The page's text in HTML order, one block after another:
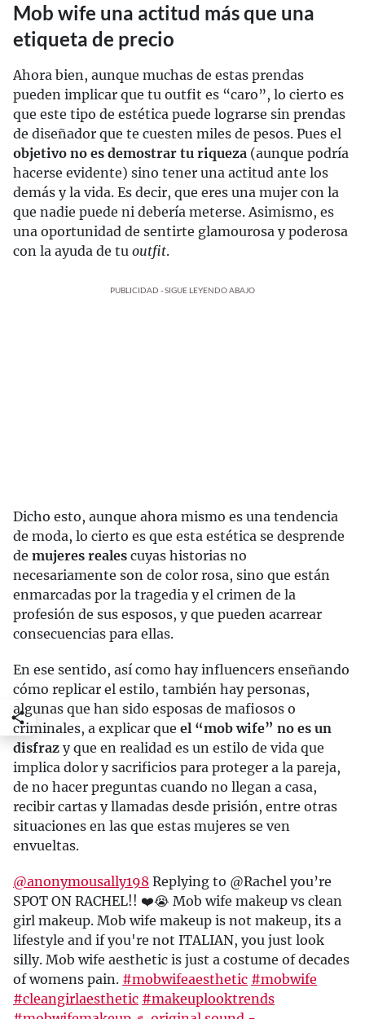
Mob wife una actitud más que una
etiqueta de precio
Ahora bien, aunque muchas de estas prendas
pueden implicar que tu outfit es “caro”, lo cierto es
que este tipo de estética puede lograrse sin prendas
de diseñador que te cuesten miles de pesos. Pues el
objetivo no es demostrar tu riqueza (aunque podría
hacerse evidente) sino tener una actitud ante los
demás y la vida. Es decir, que eres una mujer con la
que nadie puede ni debería meterse. Asimismo, es
una oportunidad de sentirte glamourosa y poderosa
con la ayuda de tu outfit.
PUBLICIDAD - SIGUE LEYENDO ABAJO
Dicho esto, aunque ahora mismo es una tendencia
de moda, lo cierto es que esta estética se desprende
de mujeres reales cuyas historias no
necesariamente son de color rosa, sino que están
enmarcadas por la tragedia y el crimen de la
profesión de sus esposos, y que pueden acarrear
consecuencias para ellas.
En ese sentido, así como hay influencers enseñando
cómo replicar el estilo, también hay personas,
algunas que han sido esposas de mafiosos o
criminales, a explicar que el “mob wife” no es un
disfraz y que en realidad es un estilo de vida que
implica dolor y sacrificios para proteger a la pareja,
de no hacer preguntas cuando no llegan a casa,
recibir cartas y llamadas desde prisión, entre otras
situaciones en las que estas mujeres se ven
envueltas.
@anonymousally198 Replying to @Rachel you’re
SPOT ON RACHEL!! ❤️😭 Mob wife makeup vs clean
girl makeup. Mob wife makeup is not makeup, its a
lifestyle and if you're not ITALIAN, you just look
silly. Mob wife aesthetic is just a costume of decades
of womens pain. #mobwifeaesthetic #mobwife
#cleangirlaesthetic #makeuplooktrends